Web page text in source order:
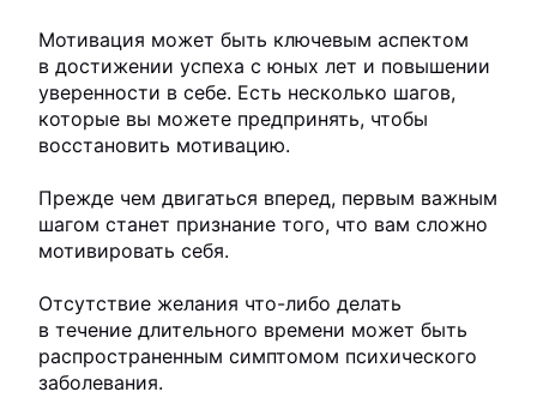
Мотивация может быть ключевым аспектом
в достижении успеха с юных лет и повышении
уверенности в себе. Есть несколько шагов,
которые вы можете предпринять, чтобы
восстановить мотивацию.
Прежде чем двигаться вперед, первым важным
шагом станет признание того, что вам сложно
мотивировать себя.
Отсутствие желания что-либо делать
в течение длительного времени может быть
распространенным симптомом психического
заболевания.